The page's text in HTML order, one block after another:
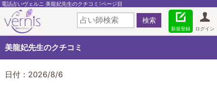
電話占いヴェルニ 美龍妃先生のクチコミ1ページ目
ログイン
新規登録
美龍妃先生のクチコミ
日付：2026/8/6